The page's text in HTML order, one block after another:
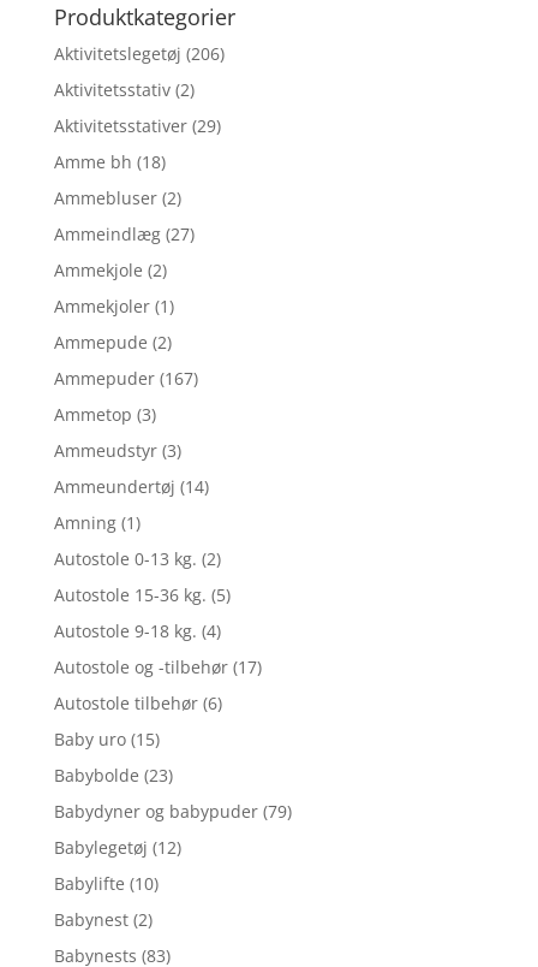
Produktkategorier
Aktivitetslegetøj (206)
Aktivitetsstativ (2)
Aktivitetsstativer (29)
Amme bh (18)
Ammebluser (2)
Ammeindlæg (27)
Ammekjole (2)
Ammekjoler (1)
Ammepude (2)
Ammepuder (167)
Ammetop (3)
Ammeudstyr (3)
Ammeundertøj (14)
Amning (1)
Autostole 0-13 kg. (2)
Autostole 15-36 kg. (5)
Autostole 9-18 kg. (4)
Autostole og -tilbehør (17)
Autostole tilbehør (6)
Baby uro (15)
Babybolde (23)
Babydyner og babypuder (79)
Babylegetøj (12)
Babylifte (10)
Babynest (2)
Babynests (83)